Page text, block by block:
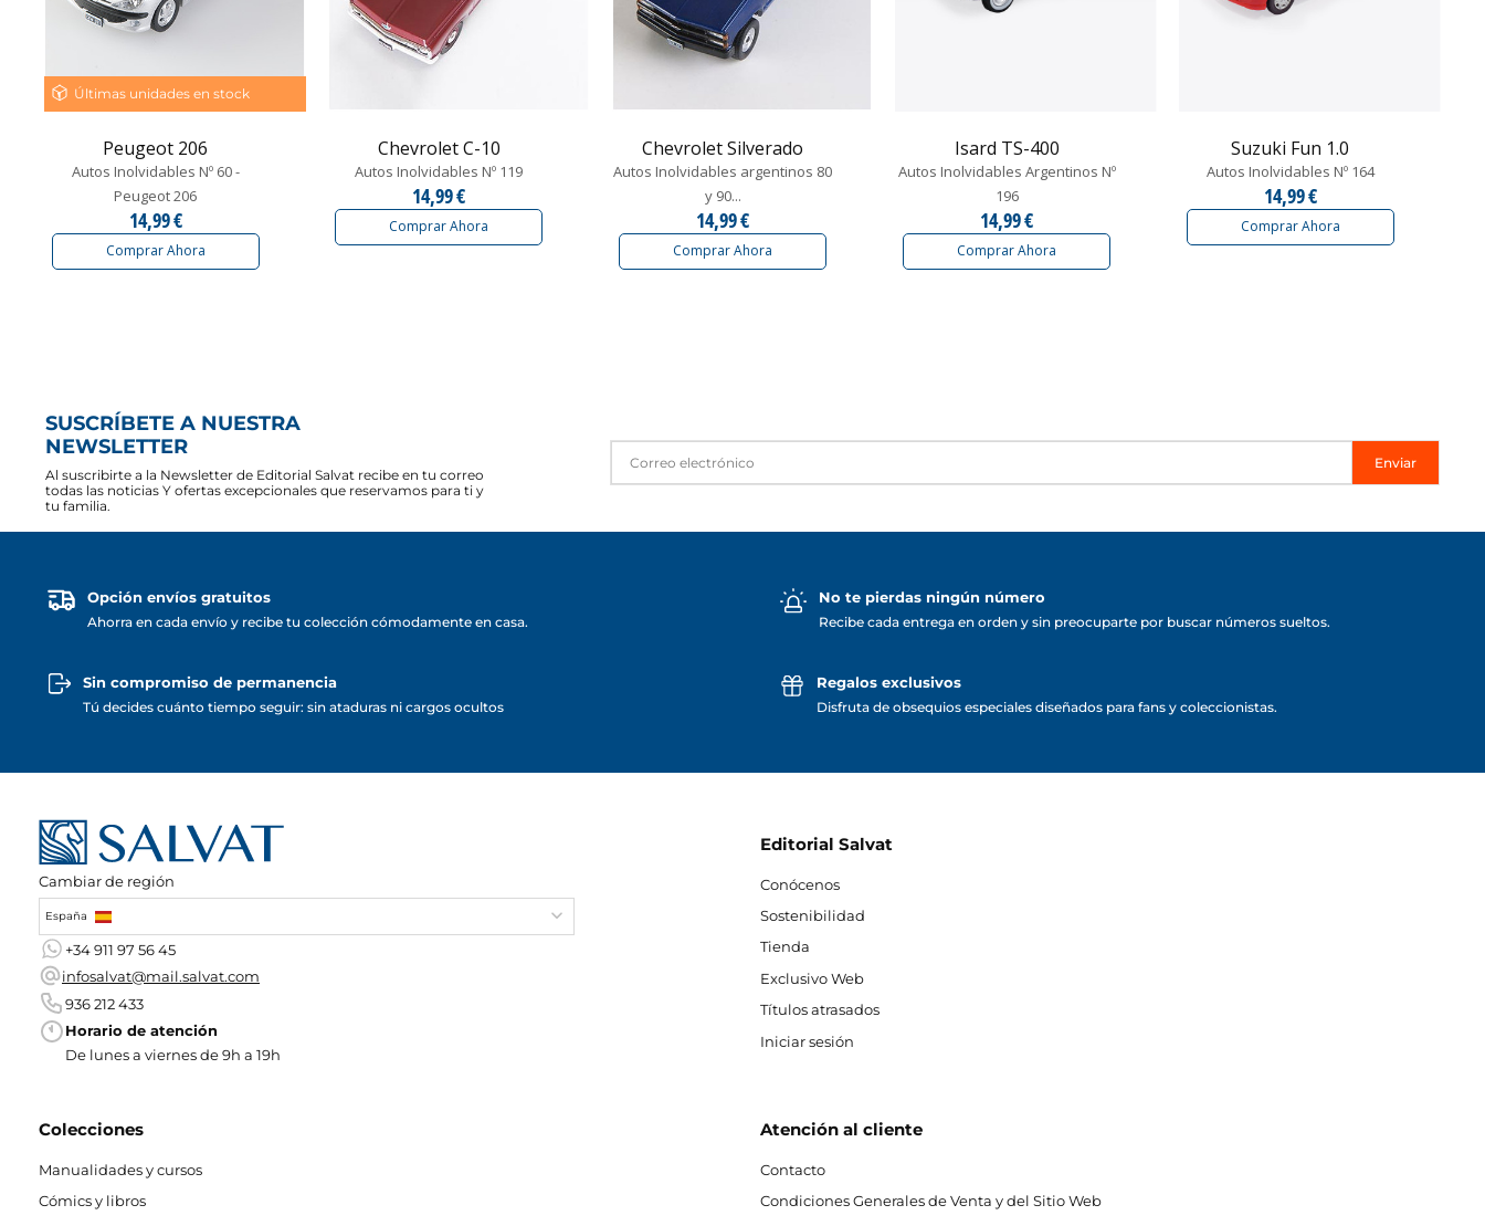
Últimas unidades en stock
Peugeot 206
Autos Inolvidables Nº 60 -
Peugeot 206
14,99 €
Comprar Ahora
Chevrolet C-10
Autos Inolvidables Nº 119
14,99 €
Comprar Ahora
Chevrolet Silverado
Autos Inolvidables argentinos 80
y 90...
14,99 €
Comprar Ahora
Isard TS-400
Autos Inolvidables Argentinos Nº
196
14,99 €
Comprar Ahora
Suzuki Fun 1.0
Autos Inolvidables Nº 164
14,99 €
Comprar Ahora
SUSCRÍBETE A NUESTRA
NEWSLETTER
Al suscribirte a la Newsletter de Editorial Salvat recibe en tu correo
todas las noticias Y ofertas excepcionales que reservamos para ti y
tu familia.
Enviar
Opción envíos gratuitos
Ahorra en cada envío y recibe tu colección cómodamente en casa.
No te pierdas ningún número
Recibe cada entrega en orden y sin preocuparte por buscar números sueltos.
Sin compromiso de permanencia
Tú decides cuánto tiempo seguir: sin ataduras ni cargos ocultos
Regalos exclusivos
Disfruta de obsequios especiales diseñados para fans y coleccionistas.
Cambiar de región
España
+34 911 97 56 45
infosalvat@mail.salvat.com
936 212 433
Horario de atención
De lunes a viernes de 9h a 19h
Editorial Salvat
Conócenos
Sostenibilidad
Tienda
Exclusivo Web
Títulos atrasados
Iniciar sesión
Colecciones
Manualidades y cursos
Cómics y libros
Atención al cliente
Contacto
Condiciones Generales de Venta y del Sitio Web